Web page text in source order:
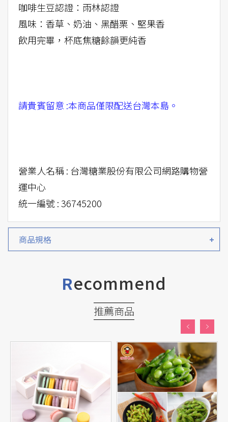
咖啡生豆認證：雨林認證
風味：香草、奶油、黑醋栗、堅果香
飲用完畢，杯底焦糖餘韻更純香
請貴賓留意 :本商品僅限配送台灣本島。
營業人名稱 : 台灣糖業股份有限公司網路購物營
運中心
統一編號 : 36745200
商品規格
Recommend
推薦商品